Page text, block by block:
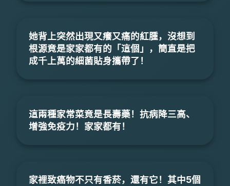
她背上突然出現又癢又痛的紅腫，沒想到
根源竟是家家都有的「這個」，簡直是把
成千上萬的細菌貼身攜帶了！
這兩種家常菜竟是長壽藥！抗病降三高、
增強免疫力！家家都有！
家裡致癌物不只有香菸，還有它！其中5個